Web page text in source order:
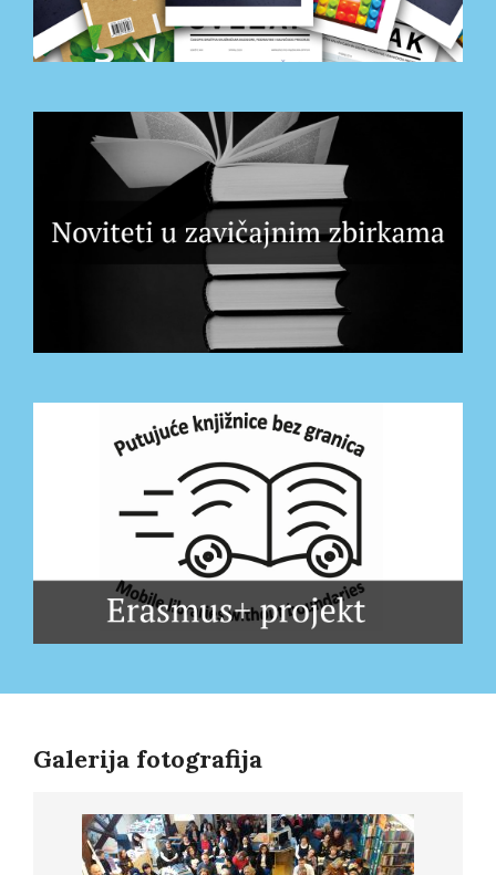
Galerija fotografija